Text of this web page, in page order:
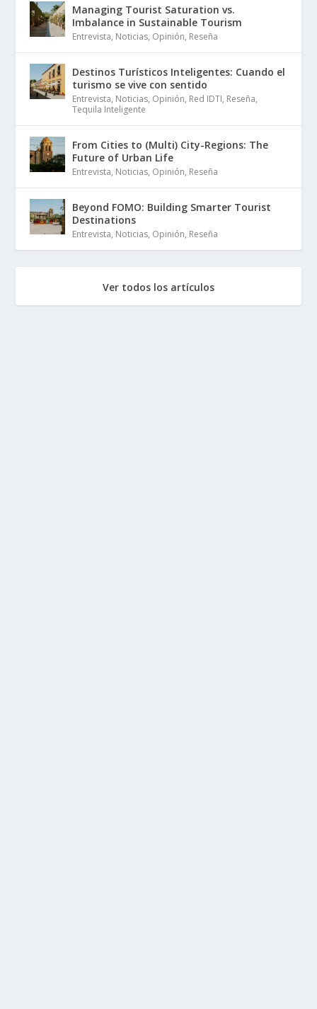
Managing Tourist Saturation vs.
Imbalance in Sustainable Tourism
Entrevista, Noticias, Opinión, Reseña
Destinos Turísticos Inteligentes: Cuando el
turismo se vive con sentido
Entrevista, Noticias, Opinión, Red IDTI, Reseña,
Tequila Inteligente
From Cities to (Multi) City-Regions: The
Future of Urban Life
Entrevista, Noticias, Opinión, Reseña
Beyond FOMO: Building Smarter Tourist
Destinations
Entrevista, Noticias, Opinión, Reseña
Ver todos los artículos